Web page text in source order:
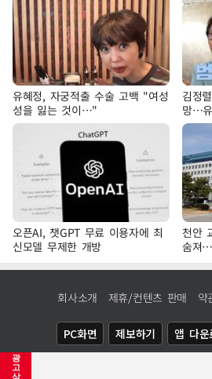
광
고
삭
유혜정, 자궁적출 수술 고백 "여성
성을 잃는 것이…"
김정
망…
오픈AI, 챗GPT 무료 이용자에 최
신모델 무제한 개방
천안
숨져
회사소개 제휴/컨텐츠 판매 약
PC화면 제보하기 앱 다운